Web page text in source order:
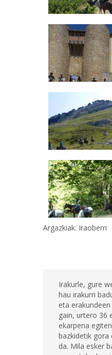
Argazkiak: Iraoberri
Irakurle, gure
hau irakurri
eta
gain, urtero 36
ekarpena
bazkidetik gora
da. Mila esker